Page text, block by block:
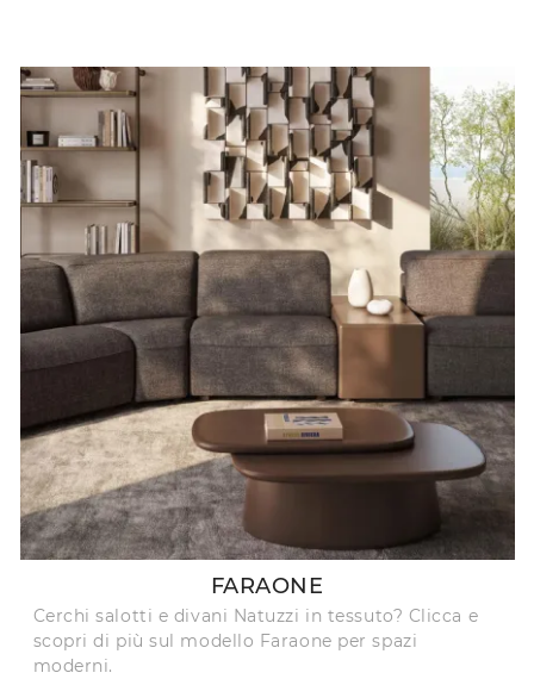
FARAONE
Cerchi salotti e divani Natuzzi in tessuto? Clicca e
scopri di più sul modello Faraone per spazi
moderni.